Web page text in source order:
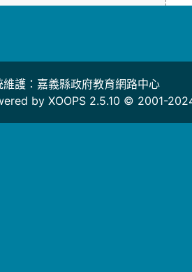
維護：嘉義縣政府教育網路中心
by XOOPS 2.5.10 © 2001-